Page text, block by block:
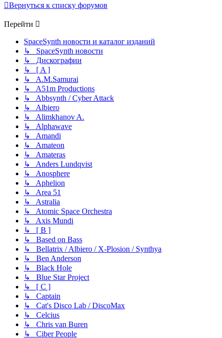
Вернуться к списку форумов
Перейти
SpaceSynth новости и каталог изданий
↳ SpaceSynth новости
↳ Дискографии
↳ [ A ]
↳ A.M.Samurai
↳ A51m Productions
↳ Abbsynth / Cyber Attack
↳ Albiero
↳ Alimkhanov A.
↳ Alphawave
↳ Amandi
↳ Amateon
↳ Amateras
↳ Anders Lundqvist
↳ Anosphere
↳ Aphelion
↳ Area 51
↳ Astralia
↳ Atomic Space Orchestra
↳ Axis Mundi
↳ [ B ]
↳ Based on Bass
↳ Bellatrix / Albiero / X-Plosion / Synthya
↳ Ben Anderson
↳ Black Hole
↳ Blue Star Project
↳ [ C ]
↳ Captain
↳ Cat's Disco Lab / DiscoMax
↳ Celcius
↳ Chris van Buren
↳ Ciber People